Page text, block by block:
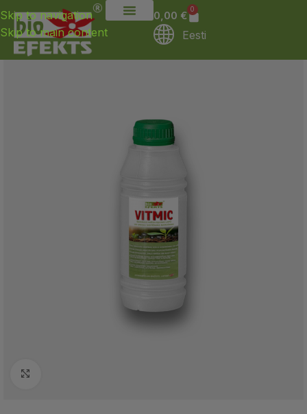
Skip to navigation
Skip to main content
0,00 €
0
Eesti